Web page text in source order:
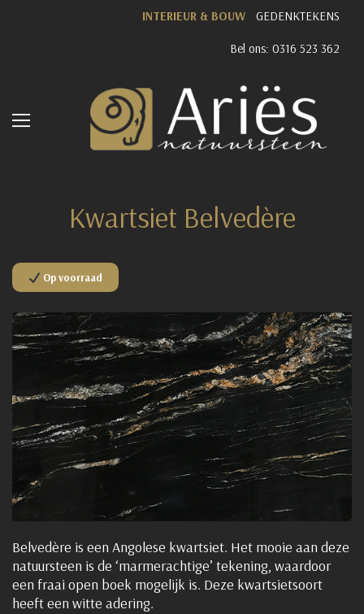
INTERIEUR & BOUW GEDENKTEKENS
Bel ons: 0316 523 362
Kwartsiet Belvedère
Op voorraad
Belvedère is een Angolese kwartsiet. Het mooie aan deze
natuursteen is de ‘marmerachtige’ tekening, waardoor
een fraai open boek mogelijk is. Deze kwartsietsoort
heeft een witte adering.